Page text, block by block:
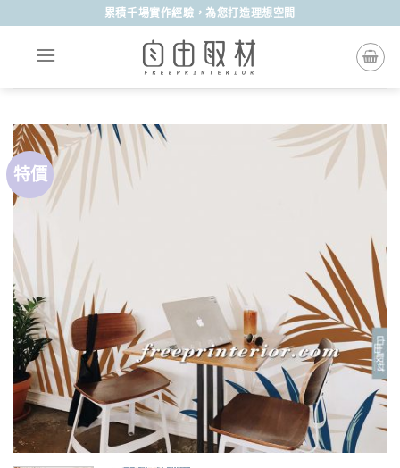
content
累積千場實作經驗，為您打造理想空間
特價